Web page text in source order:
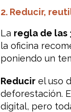
2. Reducir,
La regla de las
la oficina
poniendo un
Reducirel uso
deforestación.
digital, pero